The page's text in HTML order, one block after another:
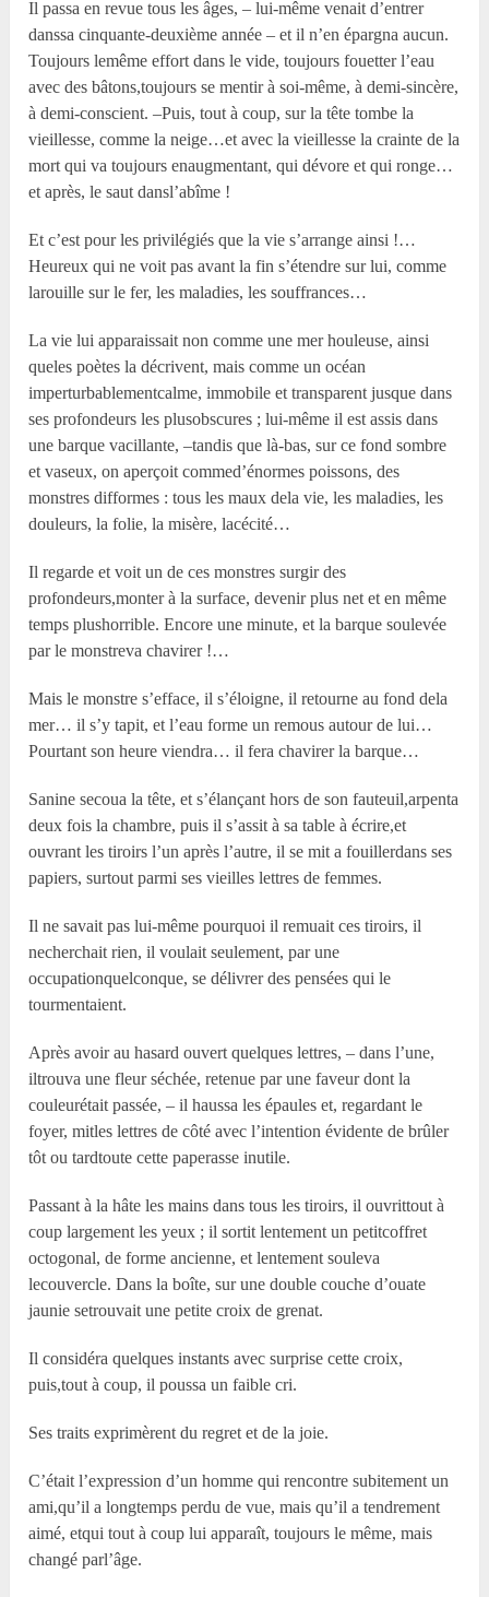
Il passa en revue tous les âges, – lui-même venait d’entrer
danssa cinquante-deuxième année – et il n’en épargna aucun.
Toujours lemême effort dans le vide, toujours fouetter l’eau
avec des bâtons,toujours se mentir à soi-même, à demi-sincère,
à demi-conscient. –Puis, tout à coup, sur la tête tombe la
vieillesse, comme la neige…et avec la vieillesse la crainte de la
mort qui va toujours enaugmentant, qui dévore et qui ronge…
et après, le saut dansl’abîme !
Et c’est pour les privilégiés que la vie s’arrange ainsi !…
Heureux qui ne voit pas avant la fin s’étendre sur lui, comme
larouille sur le fer, les maladies, les souffrances…
La vie lui apparaissait non comme une mer houleuse, ainsi
queles poètes la décrivent, mais comme un océan
imperturbablementcalme, immobile et transparent jusque dans
ses profondeurs les plusobscures ; lui-même il est assis dans
une barque vacillante, –tandis que là-bas, sur ce fond sombre
et vaseux, on aperçoit commed’énormes poissons, des
monstres difformes : tous les maux dela vie, les maladies, les
douleurs, la folie, la misère, lacécité…
Il regarde et voit un de ces monstres surgir des
profondeurs,monter à la surface, devenir plus net et en même
temps plushorrible. Encore une minute, et la barque soulevée
par le monstreva chavirer !…
Mais le monstre s’efface, il s’éloigne, il retourne au fond dela
mer… il s’y tapit, et l’eau forme un remous autour de lui…
Pourtant son heure viendra… il fera chavirer la barque…
Sanine secoua la tête, et s’élançant hors de son fauteuil,arpenta
deux fois la chambre, puis il s’assit à sa table à écrire,et
ouvrant les tiroirs l’un après l’autre, il se mit a fouillerdans ses
papiers, surtout parmi ses vieilles lettres de femmes.
Il ne savait pas lui-même pourquoi il remuait ces tiroirs, il
necherchait rien, il voulait seulement, par une
occupationquelconque, se délivrer des pensées qui le
tourmentaient.
Après avoir au hasard ouvert quelques lettres, – dans l’une,
iltrouva une fleur séchée, retenue par une faveur dont la
couleurétait passée, – il haussa les épaules et, regardant le
foyer, mitles lettres de côté avec l’intention évidente de brûler
tôt ou tardtoute cette paperasse inutile.
Passant à la hâte les mains dans tous les tiroirs, il ouvrittout à
coup largement les yeux ; il sortit lentement un petitcoffret
octogonal, de forme ancienne, et lentement souleva
lecouvercle. Dans la boîte, sur une double couche d’ouate
jaunie setrouvait une petite croix de grenat.
Il considéra quelques instants avec surprise cette croix,
puis,tout à coup, il poussa un faible cri.
Ses traits exprimèrent du regret et de la joie.
C’était l’expression d’un homme qui rencontre subitement un
ami,qu’il a longtemps perdu de vue, mais qu’il a tendrement
aimé, etqui tout à coup lui apparaît, toujours le même, mais
changé parl’âge.